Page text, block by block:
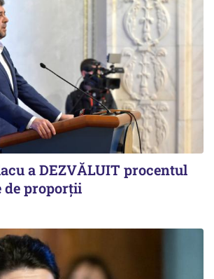
a DEZVĂLUIT procentul
de proporții